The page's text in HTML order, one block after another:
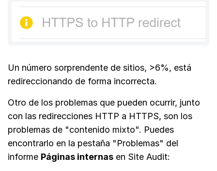
Un número sorprendente de sitios, >6%, está
redireccionando de forma incorrecta.
Otro de los problemas que pueden ocurrir, junto
con las redirecciones HTTP a HTTPS, son los
problemas de "contenido mixto". Puedes
encontrarlo en la pestaña "Problemas" del
informe Páginas internas en Site Audit: